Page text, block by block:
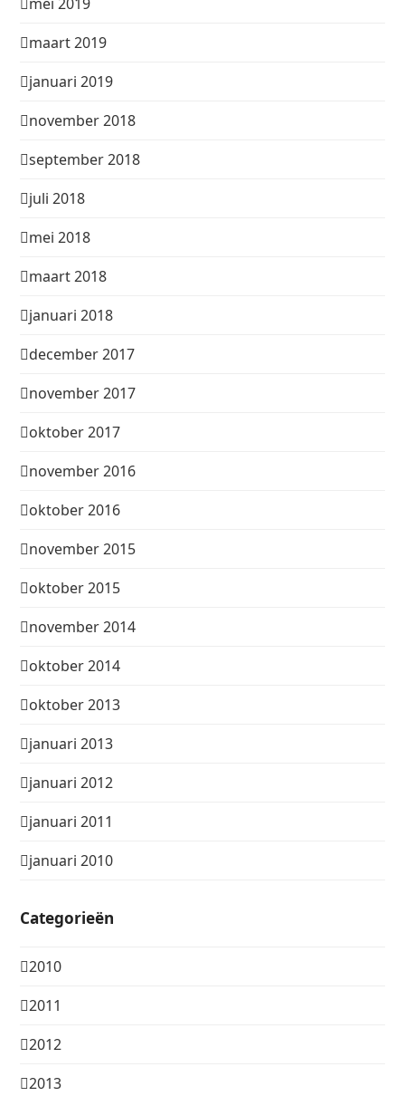
maart 2019
januari 2019
november 2018
september 2018
juli 2018
mei 2018
maart 2018
januari 2018
december 2017
november 2017
oktober 2017
november 2016
oktober 2016
november 2015
oktober 2015
november 2014
oktober 2014
oktober 2013
januari 2013
januari 2012
januari 2011
januari 2010
Categorieën
2010
2011
2012
2013